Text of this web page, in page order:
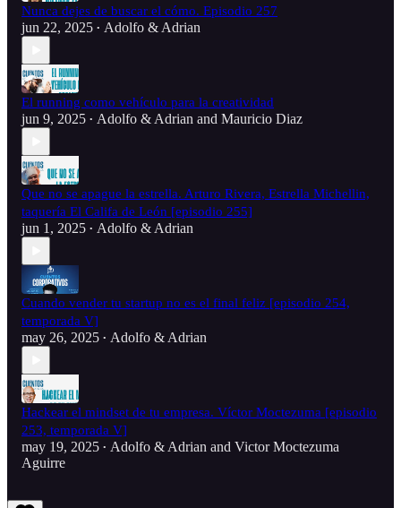
Nunca dejes de buscar el cómo. Episodio 257
jun 22, 2025 • Adolfo & Adrian
El running como vehículo para la creatividad
jun 9, 2025 • Adolfo & Adrian and Mauricio Diaz
Que no se apague la estrella. Arturo Rivera, Estrella Michellin,
taquería El Califa de León [episodio 255]
jun 1, 2025 • Adolfo & Adrian
Cuando vender tu startup no es el final feliz [episodio 254,
temporada V]
may 26, 2025 • Adolfo & Adrian
Hackear el mindset de tu empresa. Víctor Moctezuma [episodio
253, temporada V]
may 19, 2025 • Adolfo & Adrian and Victor Moctezuma
Aguirre